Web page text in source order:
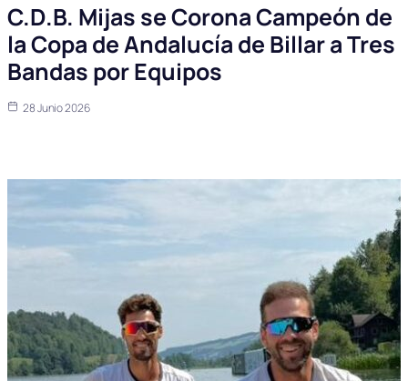
C.D.B. Mijas se Corona Campeón de
la Copa de Andalucía de Billar a Tres
Bandas por Equipos
28 Junio 2026